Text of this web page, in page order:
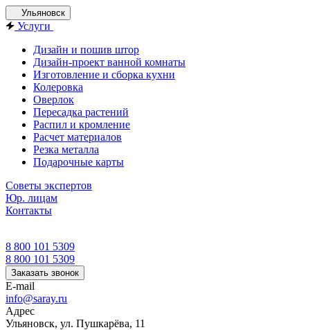
Ульяновск
Услуги
Дизайн и пошив штор
Дизайн-проект ванной комнаты
Изготовление и сборка кухни
Колеровка
Оверлок
Пересадка растений
Распил и кромление
Расчет материалов
Резка металла
Подарочные карты
Советы экспертов
Юр. лицам
Контакты
8 800 101 5309
8 800 101 5309
Заказать звонок
E-mail
info@saray.ru
Адрес
Ульяновск, ул. Пушкарёва, 11